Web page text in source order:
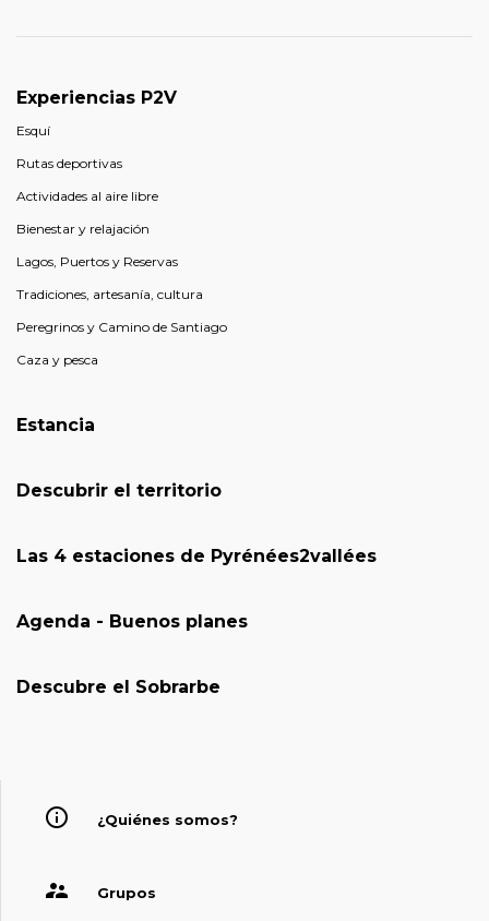
Experiencias P2V
Esquí
Rutas deportivas
Actividades al aire libre
Bienestar y relajación
Lagos, Puertos y Reservas
Tradiciones, artesanía, cultura
Peregrinos y Camino de Santiago
Caza y pesca
Estancia
Descubrir el territorio
Las 4 estaciones de Pyrénées2vallées
Agenda - Buenos planes
Descubre el Sobrarbe
¿Quiénes somos?
Grupos